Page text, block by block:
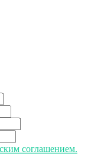
соглашением.